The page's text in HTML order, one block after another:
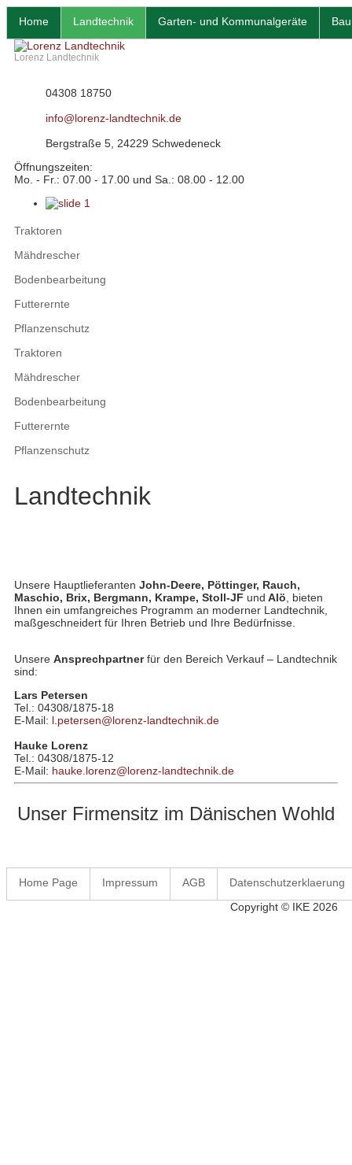
Home Landtechnik Garten- und Kommunalgeräte
Lorenz Landtechnik
04308 18750
info@lorenz-landtechnik.de
Bergstraße 5, 24229 Schwedeneck
Öffnungszeiten:
Mo. - Fr.: 07.00 - 17.00 und Sa.: 08.00 - 12.00
Traktoren
Mähdrescher
Bodenbearbeitung
Futterernte
Pflanzenschutz
Traktoren
Mähdrescher
Bodenbearbeitung
Futterernte
Pflanzenschutz
Landtechnik
Unsere Hauptlieferanten John-Deere, Pöttinger, Rauch,
Maschio, Brix, Bergmann, Krampe, Stoll-JF und Alö , bieten
Ihnen ein umfangreiches Programm an moderner Landtechnik,
maßgeschneidert für Ihren Betrieb und Ihre Bedürfnisse.
Unsere Ansprechpartnerfür den Bereich Verkauf – Landtechnik
sind:
Lars Petersen
Tel.: 04308/1875-18
E-Mail: l.petersen@lorenz-landtechnik.de
Hauke Lorenz
Tel.: 04308/1875-12
E-Mail: hauke.lorenz@lorenz-landtechnik.de
Unser Firmensitz im Dänischen Wohld
Home Page Impressum AGB
Datenschutzerklaerung
Copyright © IKE 2026